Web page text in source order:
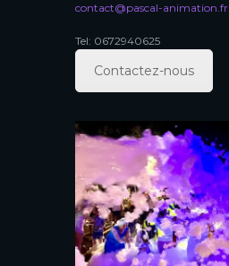
contact@pascal-animation.fr
Tel: 0672940625
Contactez-nous